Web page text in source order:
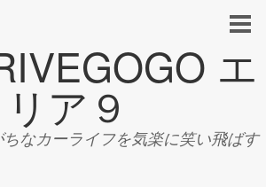
エ
リア９
なカーライフを気楽に笑い飛ばす